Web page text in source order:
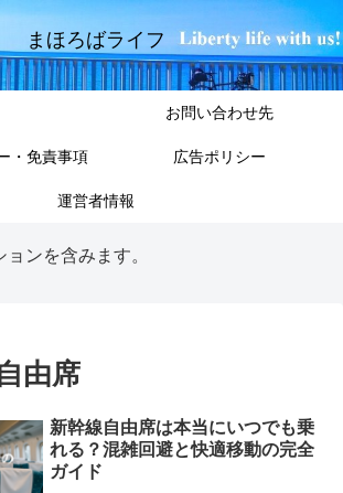
まほろばライフ
お問い合わせ先
・免責事項 広告ポリシー
運営者情報
ンを含みます。
由席
新幹線自由席は本当にいつでも乗
れる？混雑回避と快適移動の完全
ガイド